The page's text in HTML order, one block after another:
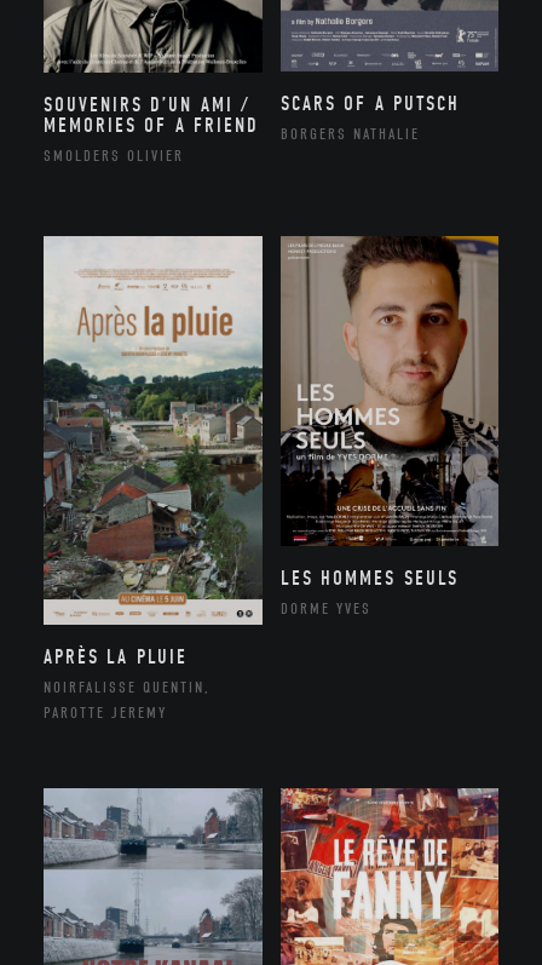
SOUVENIRS D’UN AMI /
MEMORIES OF A FRIEND
SMOLDERS OLIVIER
SCARS OF A PUTSCH
BORGERS NATHALIE
APRÈS LA PLUIE
NOIRFALISSE QUENTIN,
PAROTTE JEREMY
LES HOMMES SEULS
DORME YVES